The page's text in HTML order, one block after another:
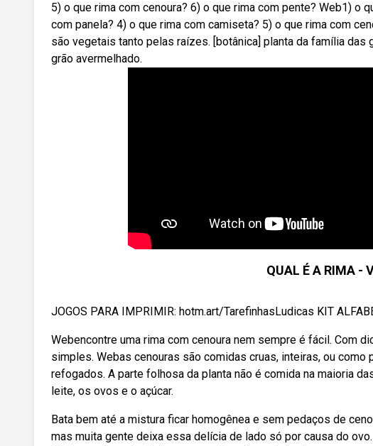
5) o que rima com cenoura? 6) o que rima com pente? Web1) o
com panela? 4) o que rima com camiseta? 5) o que rima com
são vegetais tanto pelas raízes. [botânica] planta da família
grão avermelhado.
QUAL É A RIMA -
JOGOS PARA IMPRIMIR: hotm.art/TarefinhasLudicas KIT
Webencontre uma rima com cenoura nem sempre é fácil. Com
simples. Webas cenouras são comidas cruas, inteiras, ou
refogados. A parte folhosa da planta não é comida na maioria
leite, os ovos e o açúcar.
Bata bem até a mistura ficar homogênea e sem pedaços de
mas muita gente deixa essa delícia de lado só por causa do